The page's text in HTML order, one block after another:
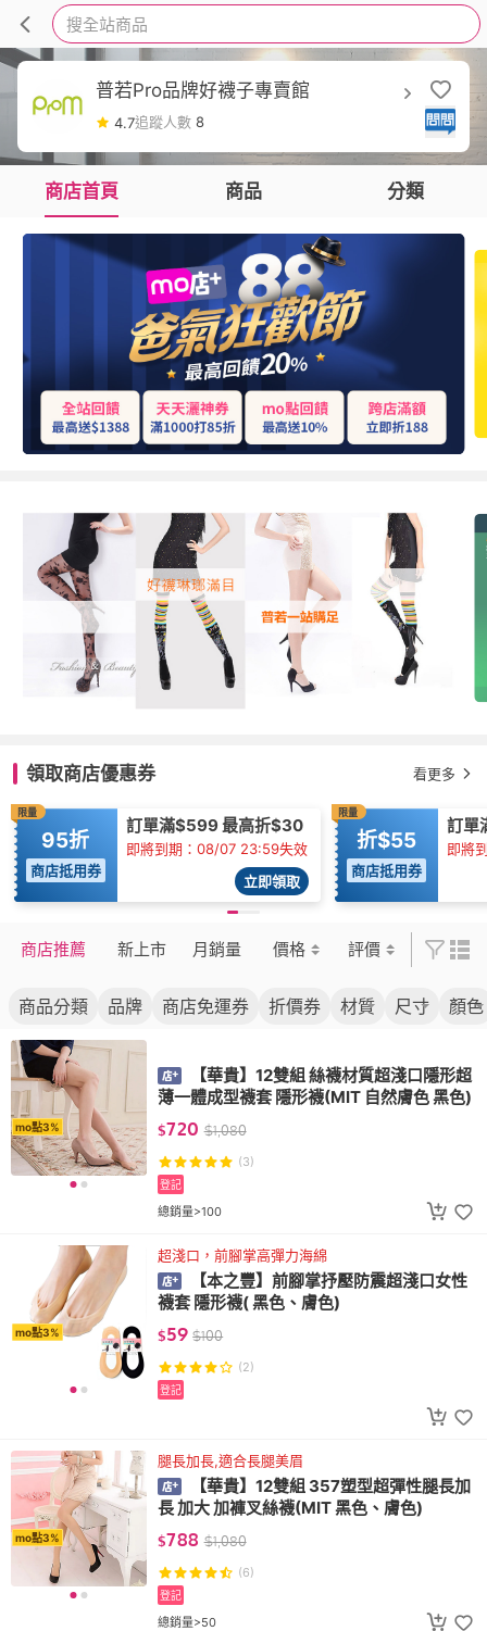
搜全站商品
普若Pro品牌好襪子專賣館
4.7追蹤人數 8
商店首頁 商品 分類
領取商店優惠券 看更多
限量
95折
商店抵用券
訂單滿$599 最高折$30
即將到期：08/07 23:59失效
立即領取
限量
折$55
商店抵用券
訂單
即將
商店推薦 新上市 月銷量 價格 評價
商品分類 品牌 商店免運券 折價券 材質 尺寸 顏色
mo點3%
【華貴】12雙組 絲襪材質超淺口隱形超
薄一體成型襪套 隱形襪(MIT 自然膚色 黑色)
$720 $1,080
(3)
總銷量>100
登記
mo點3%
超淺口，前腳掌高彈力海綿
【本之豐】前腳掌抒壓防震超淺口女性
襪套 隱形襪( 黑色、膚色)
$59 $100
(2)
登記
mo點3%
腿長加長,適合長腿美眉
【華貴】12雙組 357塑型超彈性腿長加
長 加大 加褲叉絲襪(MIT 黑色、膚色)
$788 $1,080
(6)
總銷量>50
登記